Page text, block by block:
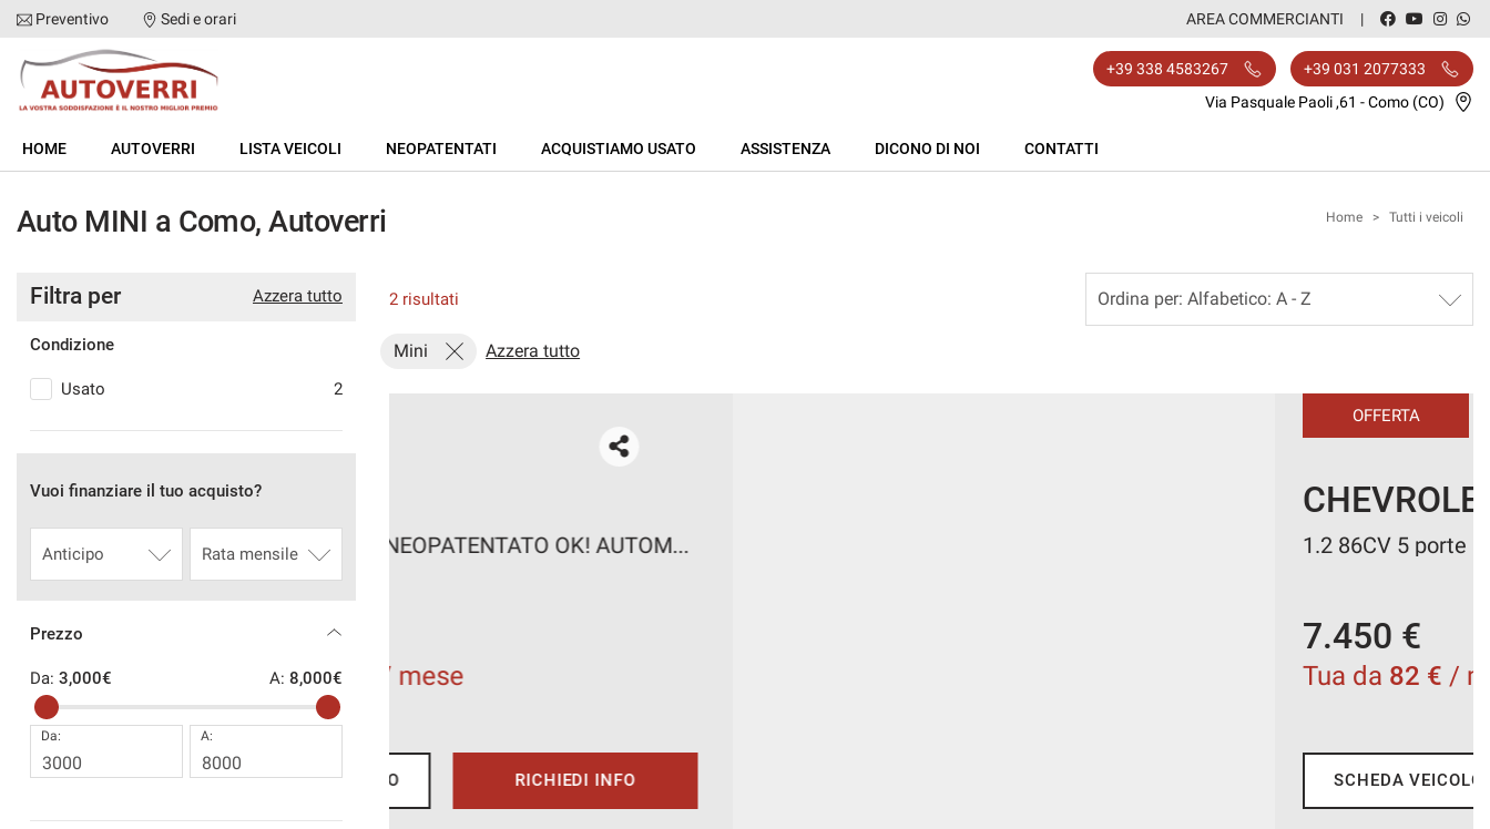
HOME
AUTOVERRI
LISTA VEICOLI
NEOPATENTATI
ACQUISTIAMO USATO
Preventivo Sedi e orari AREA COMMERCIANTI
+39 338 4583267
+39 031 2077333
Via Pasquale Paoli ,61 - Como (CO)
HOME AUTOVERRI LISTA VEICOLI NEOPATENTATI ACQUISTIAMO USATO ASSISTENZA DICONO DI NOI CONTATTI
Auto MINI a Como, Autoverri Home > Tutti i veicoli
Azzera tutto
Filtra per
Condizione
Usato 2
Vuoi finanziare il tuo acquisto?
Prezzo
Da: 3,000€ A: 8,000€
Da: A:
2 risultati
Mini Azzera tutto
M SPORT VERO! NEOPATENTATO OK! AUTOMATICA
/ mese
RICHIEDI INFO
1.2 86CV 5 porte LTZ UNICO PROPRIETARIO
RICHIEDI INFO